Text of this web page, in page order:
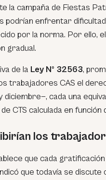
la campaña de Fiestas
podrían enfrentar
por la norma. Por ello,
gradual.
de la Ley Nº 32563,
trabajadores CAS el
diciembre—, cada una
CTS calculada en
los
que cada
que todavía se